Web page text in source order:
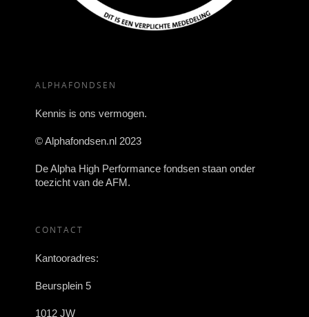
ALPHAFONDSEN
Kennis is ons vermogen.
© Alphafondsen.nl 2023
De Alpha High Performance fondsen staan onder
toezicht van de AFM.
CONTACT
Kantooradres:
Beursplein 5
1012 JW